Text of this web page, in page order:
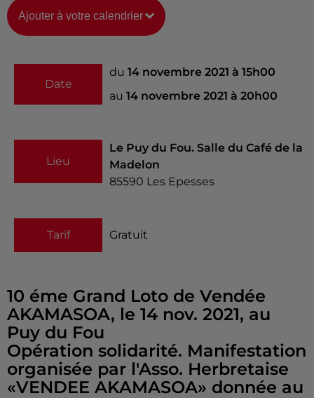
Ajouter à votre calendrier
Date
du 14 novembre 2021 à 15h00
au 14 novembre 2021 à 20h00
Lieu
Le Puy du Fou. Salle du Café de la
Madelon
85590 Les Epesses
Tarif Gratuit
10 éme Grand Loto de Vendée
AKAMASOA, le 14 nov. 2021, au
Puy du Fou
Opération solidarité. Manifestation
organisée par l'Asso. Herbretaise
«VENDEE AKAMASOA» donnée au